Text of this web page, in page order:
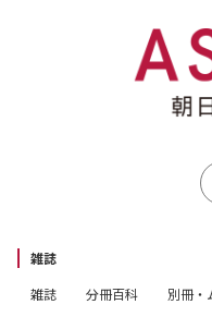
はこんな年＆開運アク
◎いい運気をMAX活か
【未来がまる見え】中身
登場！――年と月の運気
雑誌
雑誌
分冊百科 別冊・